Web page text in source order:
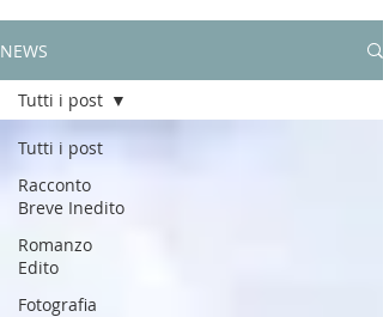
NEWS
Tutti i post
Racconto
Breve Inedito
Romanzo
Edito
Fotografia
Tutti i post